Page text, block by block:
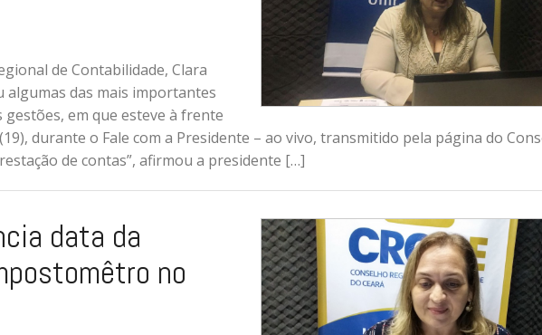
de Contabilidade, Clara
algumas das mais importantes
em que esteve à frente
durante o Fale com a Presidente – ao vivo, transmitido pela página do
de contas”, afirmou a presidente […]
data da
no